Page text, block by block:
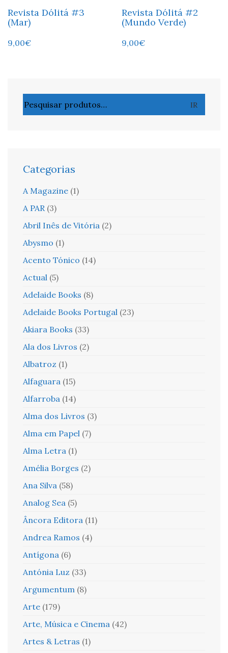
Revista Dólitá #3
(Mar)
9,00€
Revista Dólitá #2
(Mundo Verde)
9,00€
por:
IR
Categorias
A Magazine (1)
A PAR (3)
Abril Inês de Vitória (2)
Abysmo (1)
Acento Tónico (14)
Actual (5)
Adelaide Books (8)
Adelaide Books Portugal (23)
Akiara Books (33)
Ala dos Livros (2)
Albatroz (1)
Alfaguara (15)
Alfarroba (14)
Alma dos Livros (3)
Alma em Papel (7)
Alma Letra (1)
Amélia Borges (2)
Ana Silva (58)
Analog Sea (5)
Âncora Editora (11)
Andrea Ramos (4)
Antígona (6)
Antónia Luz (33)
Argumentum (8)
Arte (179)
Arte, Música e Cinema (42)
Artes & Letras (1)